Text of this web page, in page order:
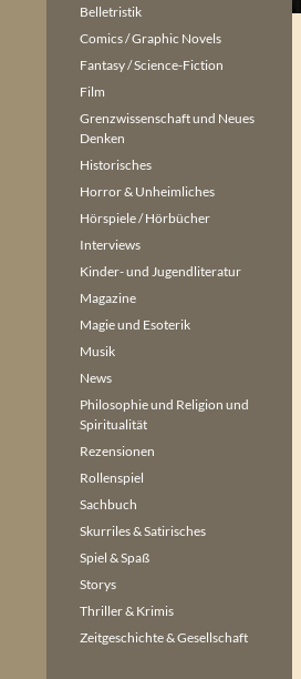
Belletristik
Comics / Graphic Novels
Fantasy / Science-Fiction
Film
Grenzwissenschaft und Neues
Denken
Historisches
Horror & Unheimliches
Hörspiele / Hörbücher
Interviews
Kinder- und Jugendliteratur
Magazine
Magie und Esoterik
Musik
News
Philosophie und Religion und
Spiritualität
Rezensionen
Rollenspiel
Sachbuch
Skurriles & Satirisches
Spiel & Spaß
Storys
Thriller & Krimis
Zeitgeschichte & Gesellschaft